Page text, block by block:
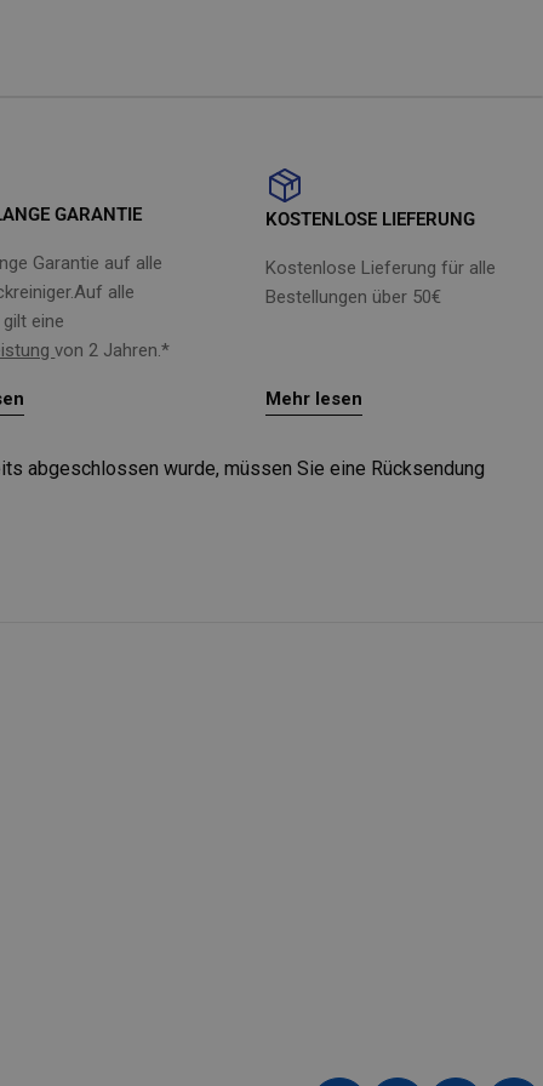
GARANTIE
Garantie auf alle
alle
eine
von 2 Jahren.*
KOSTENLOSE LIEFERUNG
Kostenlose Lieferung für alle
Bestellungen über 50€
Mehr lesen
abgeschlossen wurde, müssen Sie eine Rücksendung